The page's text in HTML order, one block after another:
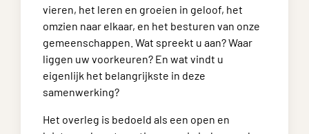
vieren, het leren en groeien in geloof, het
omzien naar elkaar, en het besturen van onze
gemeenschappen. Wat spreekt u aan? Waar
liggen uw voorkeuren? En wat vindt u
eigenlijk het belangrijkste in deze
samenwerking?
Het overleg is bedoeld als een open en